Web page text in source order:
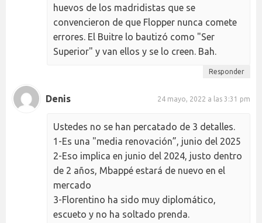
huevos de los madridistas que se
convencieron de que Flopper nunca comete
errores. El Buitre lo bautizó como "Ser
Superior" y van ellos y se lo creen. Bah.
Responder
Denis 24 mayo, 2022 a las 3:31 pm
Ustedes no se han percatado de 3 detalles.
1-Es una "media renovación”, junio del 2025
2-Eso implica en junio del 2024, justo dentro
de 2 años, Mbappé estará de nuevo en el
mercado
3-Florentino ha sido muy diplomático,
escueto y no ha soltado prenda.